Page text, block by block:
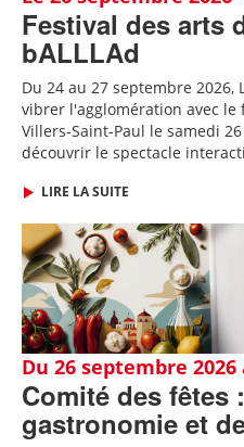
Festival des arts
bALLLAd
Du 24 au 27 septembre 2026,
vibrer l'agglomération avec le
Villers-Saint-Paul le samedi
découvrir le spectacle
LIRE LA SUITE
Du 26 septembre
Comité des fêtes
gastronomie et